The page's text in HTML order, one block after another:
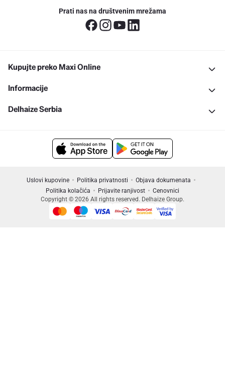
Prati nas na društvenim mrežama
Kupujte preko Maxi Online
Informacije
Delhaize Serbia
Uslovi kupovine Politika privatnosti
Objava dokumenata
Politika kolačića
Prijavite ranjivost
Cenovnici
Copyright © 2026 All rights reserved. Delhaize Group.